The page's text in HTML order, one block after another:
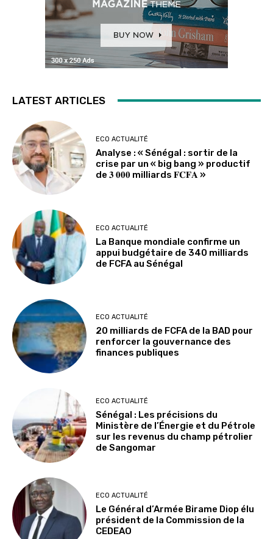
LATEST ARTICLES
ECO ACTUALITÉ
Analyse : « Sénégal : sortir de la
crise par un « big bang » productif
de 𝟑 𝟎𝟎𝟎 milliards 𝐅𝐂𝐅𝐀 »
ECO ACTUALITÉ
La Banque mondiale confirme un
appui budgétaire de 340 milliards
de FCFA au Sénégal
ECO ACTUALITÉ
20 milliards de FCFA de la BAD pour
renforcer la gouvernance des
finances publiques
ECO ACTUALITÉ
Sénégal : Les précisions du
Ministère de l’Énergie et du Pétrole
sur les revenus du champ pétrolier
de Sangomar
ECO ACTUALITÉ
Le Général d’Armée Birame Diop élu
président de la Commission de la
CEDEAO